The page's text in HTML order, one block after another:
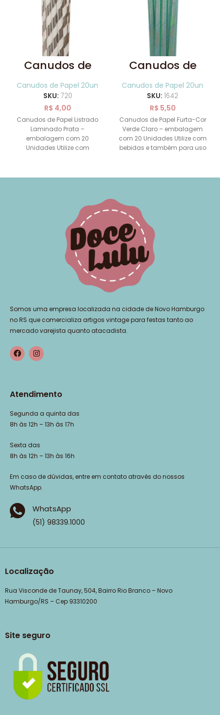
Canudos de
Papel Listrado
Laminado Prata
20 Uni
Canudos de Papel 20un
SKU: 720
R$ 4,00
Canudos de Papel Listrado
Laminado Prata –
embalagem com 20
Unidades Utilize com
Canudos de
Papel Furta-Cor
Verde Claro 20
Uni
Canudos de Papel 20un
SKU: 1642
R$ 5,50
Canudos de Papel Furta-Cor
Verde Claro – embalagem
com 20 Unidades Utilize com
bebidas e também para uso
Somos uma empresa localizada na cidade de Novo Hamburgo
no RS que comercializa artigos vintage para festas tanto ao
mercado varejista quanto atacadista.
Atendimento
Segunda a quinta das
8h às 12h – 13h às 17h
Sexta das
8h às 12h – 13h às 16h
Em caso de dúvidas, entre em contato através do nossos
WhatsApp.
WhatsApp
(51) 98339.1000
Localização
Rua Visconde de Taunay, 504, Bairro Rio Branco – Novo
Hamburgo/RS – Cep 93310200
Site seguro